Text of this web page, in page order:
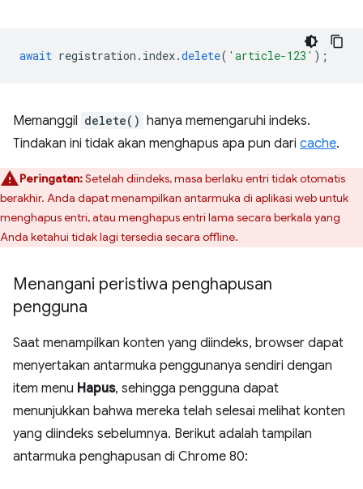
await registration . index.delete( 'article-123' );
Memanggil delete() hanya memengaruhi indeks.
Tindakan ini tidak akan menghapus apa pun dari cache.
Peringatan:Setelah diindeks, masa berlaku entri tidak otomatis
berakhir. Anda dapat menampilkan antarmuka di aplikasi web untuk
menghapus entri, atau menghapus entri lama secara berkala yang
Anda ketahui tidak lagi tersedia secara offline.
Menangani peristiwa penghapusan
pengguna
Saat menampilkan konten yang diindeks, browser dapat
menyertakan antarmuka penggunanya sendiri dengan
item menu Hapus, sehingga pengguna dapat
menunjukkan bahwa mereka telah selesai melihat konten
yang diindeks sebelumnya. Berikut adalah tampilan
antarmuka penghapusan di Chrome 80: